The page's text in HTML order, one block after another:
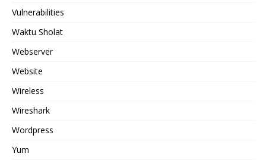
Vulnerabilities
Waktu Sholat
Webserver
Website
Wireless
Wireshark
Wordpress
Yum